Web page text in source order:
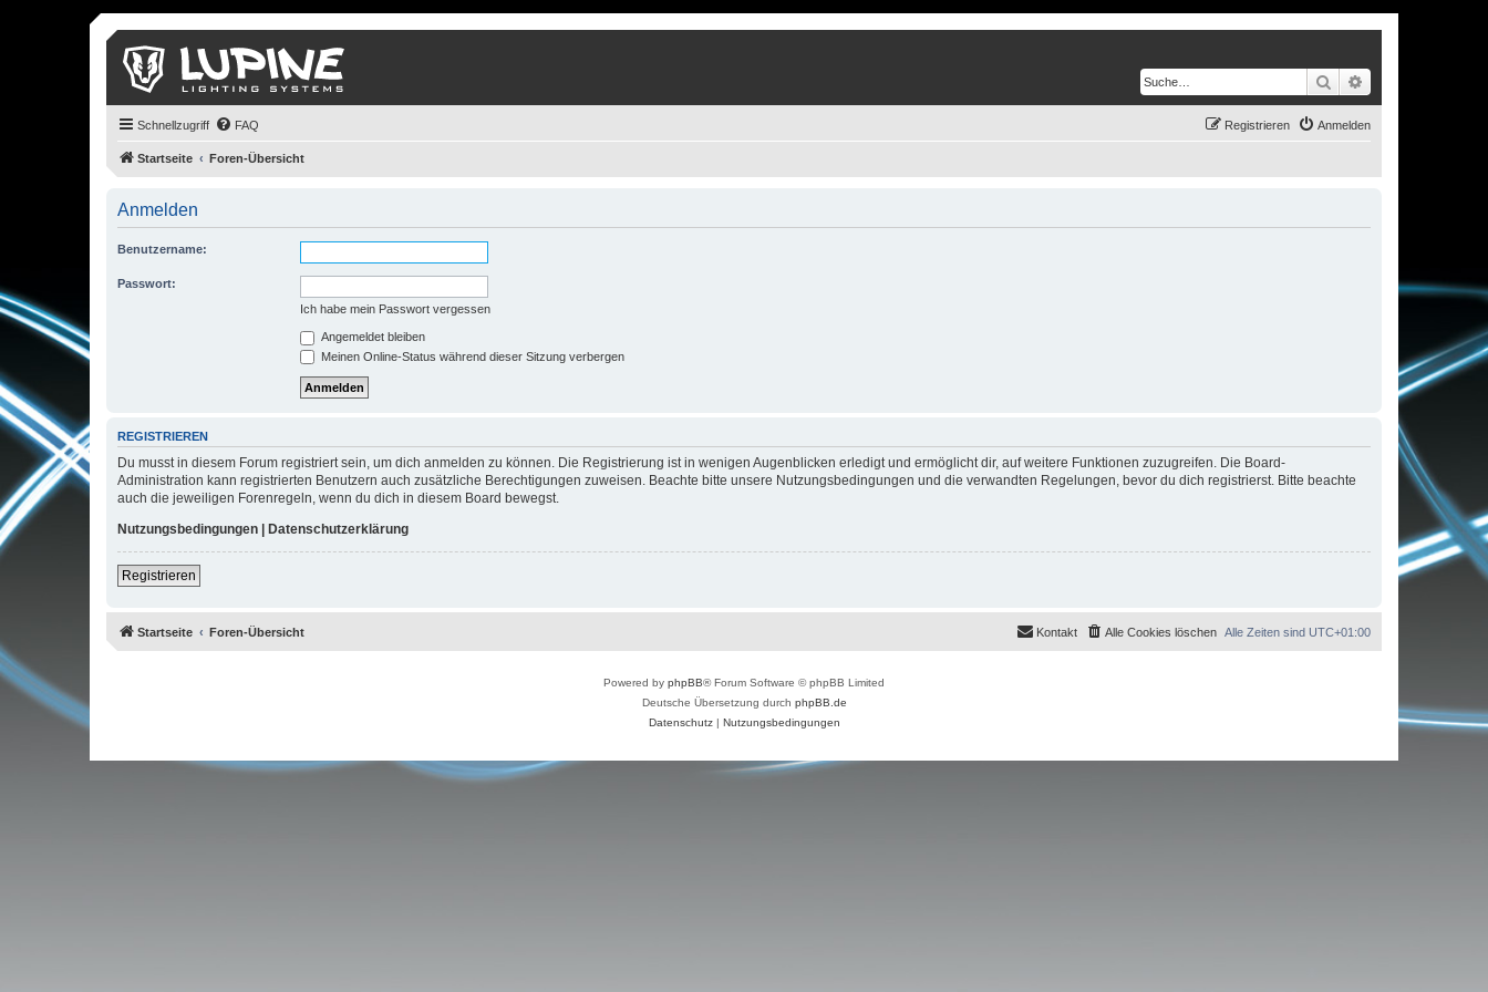
Suche
Schnellzugriff FAQ Anmelden
Registrieren
Startseite Foren-Übersicht
Anmelden
Benutzername:
Passwort:
Ich habe mein Passwort vergessen
Angemeldet bleiben
Meinen Online-Status während dieser Sitzung verbergen
REGISTRIEREN
Du musst in diesem Forum registriert sein, um dich anmelden zu können. Die Registrierung ist in wenigen Augenblicken erledigt und ermöglicht dir, auf weitere Funktionen zuzugreifen. Die Board-
Administration kann registrierten Benutzern auch zusätzliche Berechtigungen zuweisen. Beachte bitte unsere Nutzungsbedingungen und die verwandten Regelungen, bevor du dich registrierst. Bitte beachte
auch die jeweiligen Forenregeln, wenn du dich in diesem Board bewegst.
Nutzungsbedingungen | Datenschutzerklärung
Registrieren
Startseite Foren-Übersicht Alle Zeiten sind UTC+01:00
Alle Cookies löschen
Kontakt
Powered by phpBB® Forum Software © phpBB Limited
Deutsche Übersetzung durch phpBB.de
Datenschutz| Nutzungsbedingungen